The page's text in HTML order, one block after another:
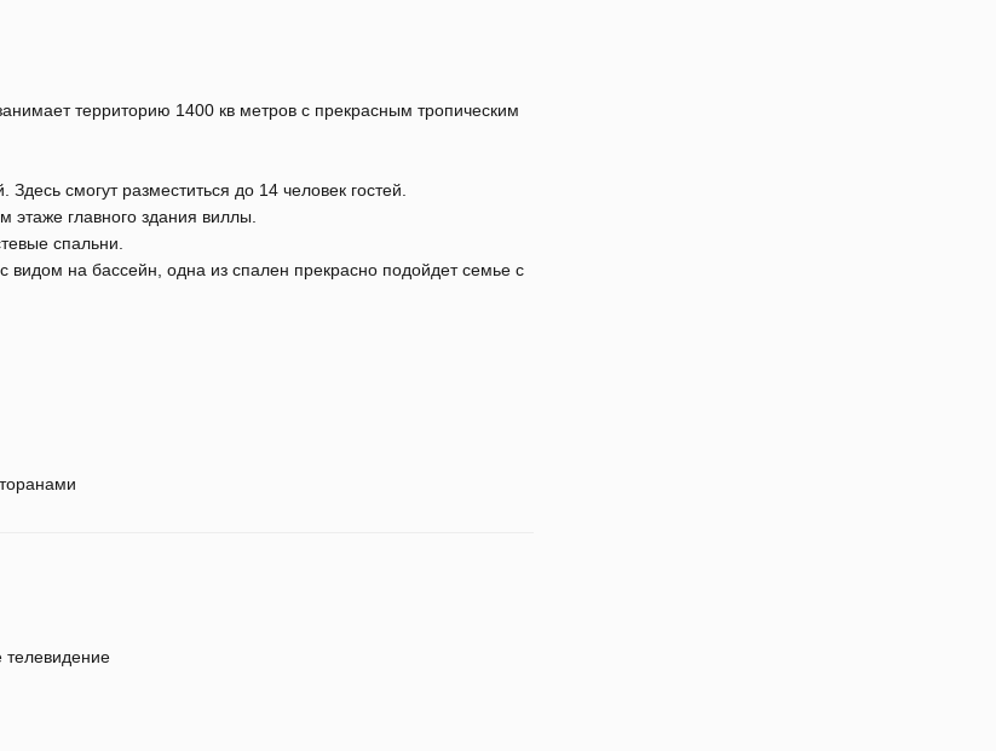
территорию 1400 кв метров с прекрасным тропическим
смогут разместиться до 14 человек гостей.
этаже главного здания виллы.
спальни.
на бассейн, одна из спален прекрасно подойдет семье с
телевидение